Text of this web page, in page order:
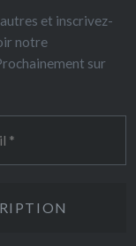
et inscrivez-
notre
sur